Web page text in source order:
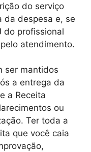
do serviço
da despesa e, se
do profissional
atendimento.
ser mantidos
a entrega da
a Receita
ou
Ter toda a
que você caia